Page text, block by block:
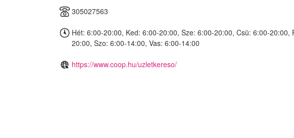
305027563
Hét: 6:00-20:00, Ked: 6:00-20:00, Sze: 6:00-20:00, Csü: 6:00-20:00,
20:00, Szo: 6:00-14:00, Vas: 6:00-14:00
https://www.coop.hu/uzletkereso/